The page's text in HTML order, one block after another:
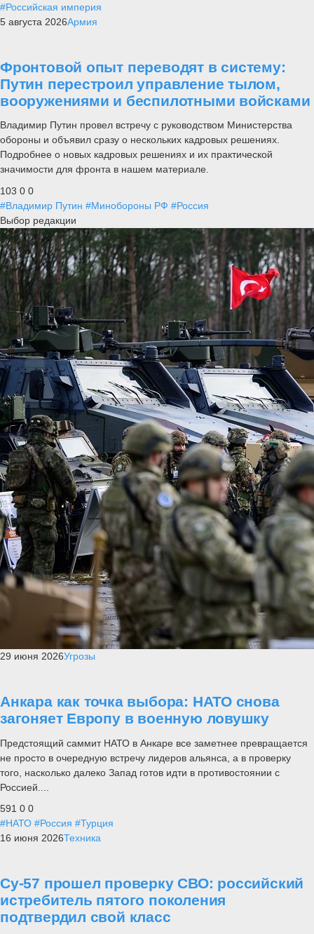
#Российская империя
5 августа 2026Армия
Фронтовой опыт переводят в систему:
Путин перестроил управление тылом,
вооружениями и беспилотными войсками
Владимир Путин провел встречу с руководством Министерства
обороны и объявил сразу о нескольких кадровых решениях.
Подробнее о новых кадровых решениях и их практической
значимости для фронта в нашем материале.
103 0 0
#Владимир Путин #Минобороны РФ #Россия
Выбор редакции
29 июня 2026Угрозы
Анкара как точка выбора: НАТО снова
загоняет Европу в военную ловушку
Предстоящий саммит НАТО в Анкаре все заметнее превращается
не просто в очередную встречу лидеров альянса, а в проверку
того, насколько далеко Запад готов идти в противостоянии с
Россией....
591 0 0
#НАТО #Россия #Турция
16 июня 2026Техника
Су-57 прошел проверку СВО: российский
истребитель пятого поколения
подтвердил свой класс